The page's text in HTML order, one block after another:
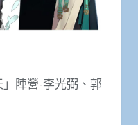
」陣營-李光弼、郭